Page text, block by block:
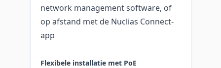
network management software, of
op afstand met de Nuclias Connect-
app
Flexibele installatie met PoE